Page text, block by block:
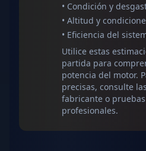
• Condición y
• Altitud y
• Eficiencia del
Utilice estas
partida para
potencia del motor.
precisas, consulte
fabricante o
profesionales.